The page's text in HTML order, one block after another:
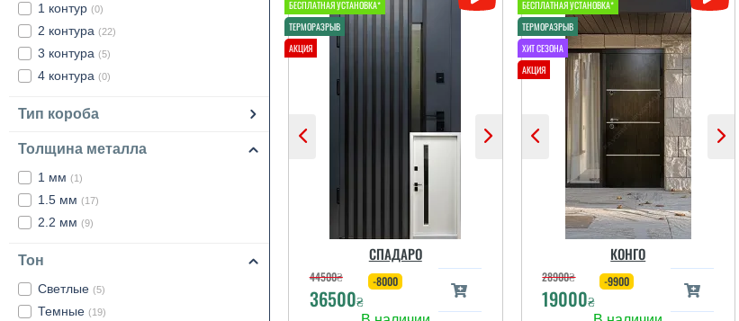
1 контур (0)
2 контура (22)
3 контура (5)
4 контура (0)
Тип короба
Толщина металла
1 мм (1)
1.5 мм (17)
2.2 мм (9)
Тон
Светлые (5)
Темные (19)
СПАДАРО
44500₴
36500₴
-8000
КОНГО
28900₴
19000₴
-9900